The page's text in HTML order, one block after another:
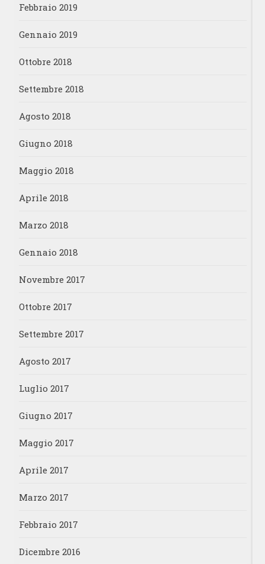
Febbraio 2019
Gennaio 2019
Ottobre 2018
Settembre 2018
Agosto 2018
Giugno 2018
Maggio 2018
Aprile 2018
Marzo 2018
Gennaio 2018
Novembre 2017
Ottobre 2017
Settembre 2017
Agosto 2017
Luglio 2017
Giugno 2017
Maggio 2017
Aprile 2017
Marzo 2017
Febbraio 2017
Dicembre 2016